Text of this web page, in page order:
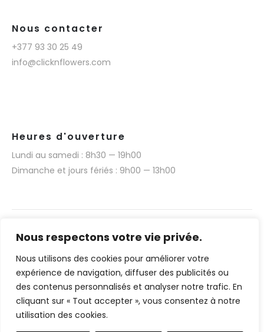
Nous respectons votre vie privée.
Nous utilisons des cookies pour améliorer votre
expérience de navigation, diffuser des publicités ou
des contenus personnalisés et analyser notre trafic. En
cliquant sur « Tout accepter », vous consentez à notre
utilisation des cookies.
Nous contacter
+377 93 30 25 49
info@clicknflowers.com
Heures d'ouverture
Lundi au samedi : 8h30 — 19h00
Dimanche et jours fériés : 9h00 — 13h00
Narmino SARL © 2025. Tous droits réservés.
Réalisation technique du site web par Media 377
(www.media377.com)